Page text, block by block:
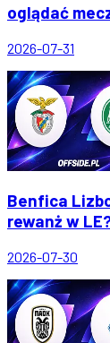
oglądać
2026-07-31
Benfica
rewanż w
2026-07-30